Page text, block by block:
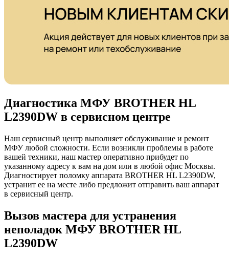
Диагностика МФУ BROTHER HL
L2390DW в сервисном центре
Наш сервисный центр выполняет обслуживание и ремонт
МФУ любой сложности. Если возникли проблемы в работе
вашей техники, наш мастер оперативно прибудет по
указанному адресу к вам на дом или в любой офис Москвы.
Диагностирует поломку аппарата BROTHER HL L2390DW,
устранит ее на месте либо предложит отправить ваш аппарат
в сервисный центр.
Вызов мастера для устранения
неполадок МФУ BROTHER HL
L2390DW